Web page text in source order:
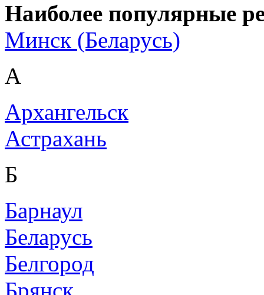
Наиболее популярные
Минск (Беларусь)
А
Архангельск
Астрахань
Б
Барнаул
Беларусь
Белгород